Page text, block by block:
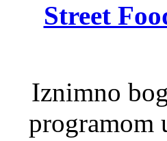
Street
Iznimno
programom